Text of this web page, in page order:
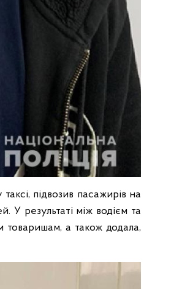
підвозив пасажирів на
результаті між водієм та
товаришам, а також додала,